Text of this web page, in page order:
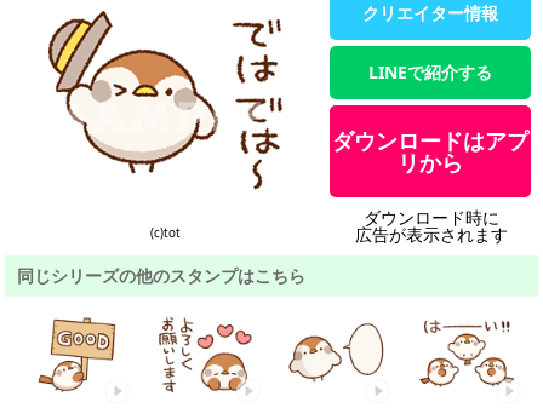
(c)tot
クリエイター情報
LINEで紹介する
ダウンロードはアプ
リから
ダウンロード時に
広告が表示されます
同じシリーズの他のスタンプはこちら